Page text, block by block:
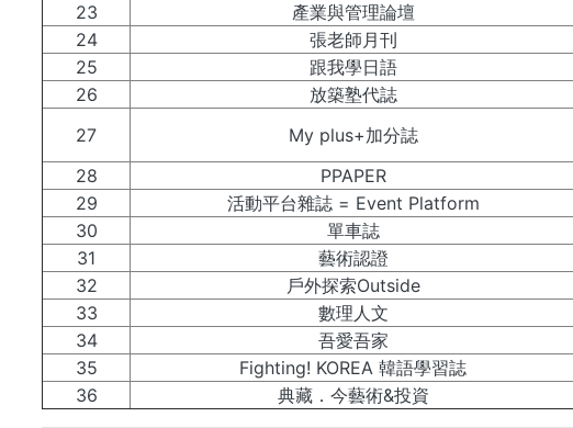
23
產業與管理論壇
24
張老師月刊
25
跟我學日語
26
放築塾代誌
27
My plus+加分誌
28
PPAPER
29
活動平台雜誌 = Event Platform
30
單車誌
31
藝術認證
32
戶外探索Outside
33
數理人文
34
吾愛吾家
35
Fighting! KOREA 韓語學習誌
36
典藏．今藝術&投資